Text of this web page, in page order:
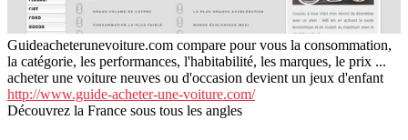
Guideacheterunevoiture.com compare pour vous la consommation,
la catégorie, les performances, l'habitabilité, les marques, le prix ...
acheter une voiture neuves ou d'occasion devient un jeux d'enfant
http://www.guide-acheter-une-voiture.com/
Découvrez la France sous tous les angles